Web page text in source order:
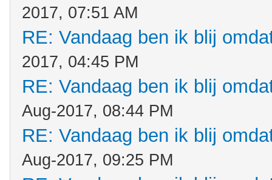
2017, 07:51 AM
RE: Vandaag ben ik blij
2017, 04:45 PM
RE: Vandaag ben ik blij
Aug-2017, 08:44 PM
RE: Vandaag ben ik blij
Aug-2017, 09:25 PM